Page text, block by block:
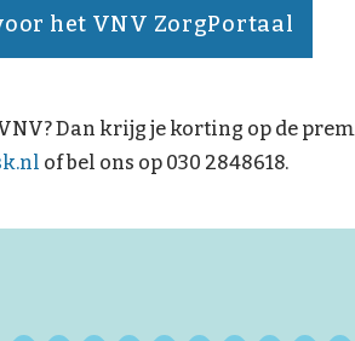
het VNV ZorgPortaal
Dan krijg je korting op de
of bel ons op 030 2848618.